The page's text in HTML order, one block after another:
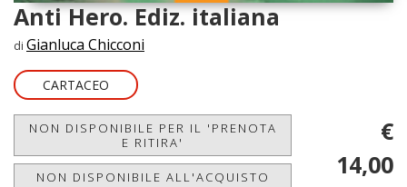
Anti Hero. Ediz. italiana
di Gianluca Chicconi
CARTACEO
NON DISPONIBILE PER IL 'PRENOTA
E RITIRA'
NON DISPONIBILE ALL'ACQUISTO
€
14,00